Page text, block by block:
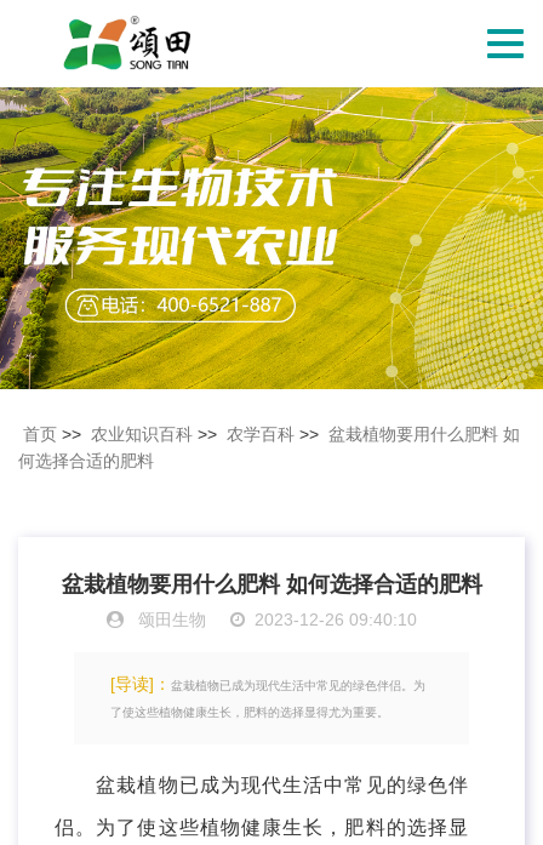
切
导
航
首页 >> 农业知识百科 >> 农学百科 >> 盆栽植物要用什么肥料 如
何选择合适的肥料
盆栽植物要用什么肥料 如何选择合适的肥料
颂田生物 2023-12-26 09:40:10
[导读]： 盆栽植物已成为现代生活中常见的绿色伴侣。为
了使这些植物健康生长，肥料的选择显得尤为重要。
盆栽植物已成为现代生活中常见的绿色伴
侣。为了使这些植物健康生长，肥料的选择显